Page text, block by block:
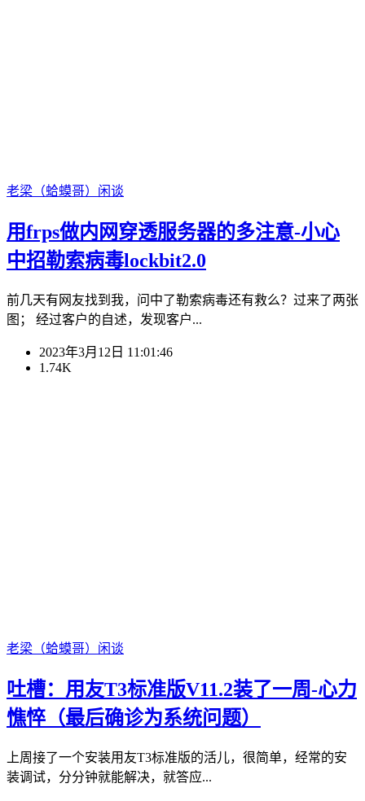
老梁（蛤蟆哥） 闲谈
用frps做内网穿透服务器的多注意-小心
中招勒索病毒lockbit2.0
前几天有网友找到我，问中了勒索病毒还有救么？过来了两张
图； 经过客户的自述，发现客户...
2023年3月12日 11:01:46
1.74K
老梁（蛤蟆哥） 闲谈
吐槽：用友T3标准版V11.2装了一周-心力
憔悴（最后确诊为系统问题）
上周接了一个安装用友T3标准版的活儿，很简单，经常的安
装调试，分分钟就能解决，就答应...